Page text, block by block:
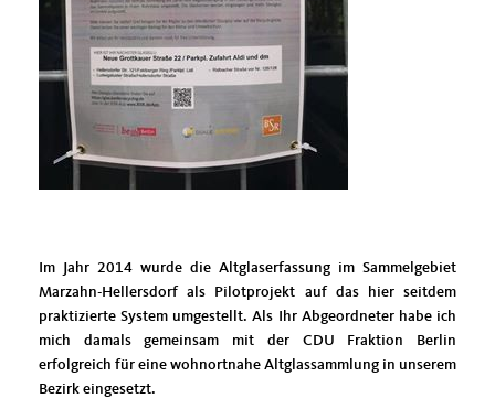
Im Jahr 2014 wurde die Altglaserfassung im Sammelgebiet
Marzahn-Hellersdorf als Pilotprojekt auf das hier seitdem
praktizierte System umgestellt. Als Ihr Abgeordneter habe ich
mich damals gemeinsam mit der CDU Fraktion Berlin
erfolgreich für eine wohnortnahe Altglassammlung in unserem
Bezirk eingesetzt.